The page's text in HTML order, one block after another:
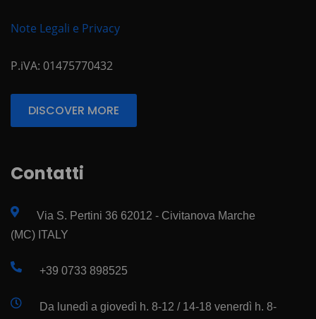
Note Legali e Privacy
P.iVA: 01475770432
DISCOVER MORE
Contatti
Via S. Pertini 36 62012 - Civitanova Marche
(MC) ITALY
+39 0733 898525
Da lunedì a giovedì h. 8-12 / 14-18 venerdì h. 8-